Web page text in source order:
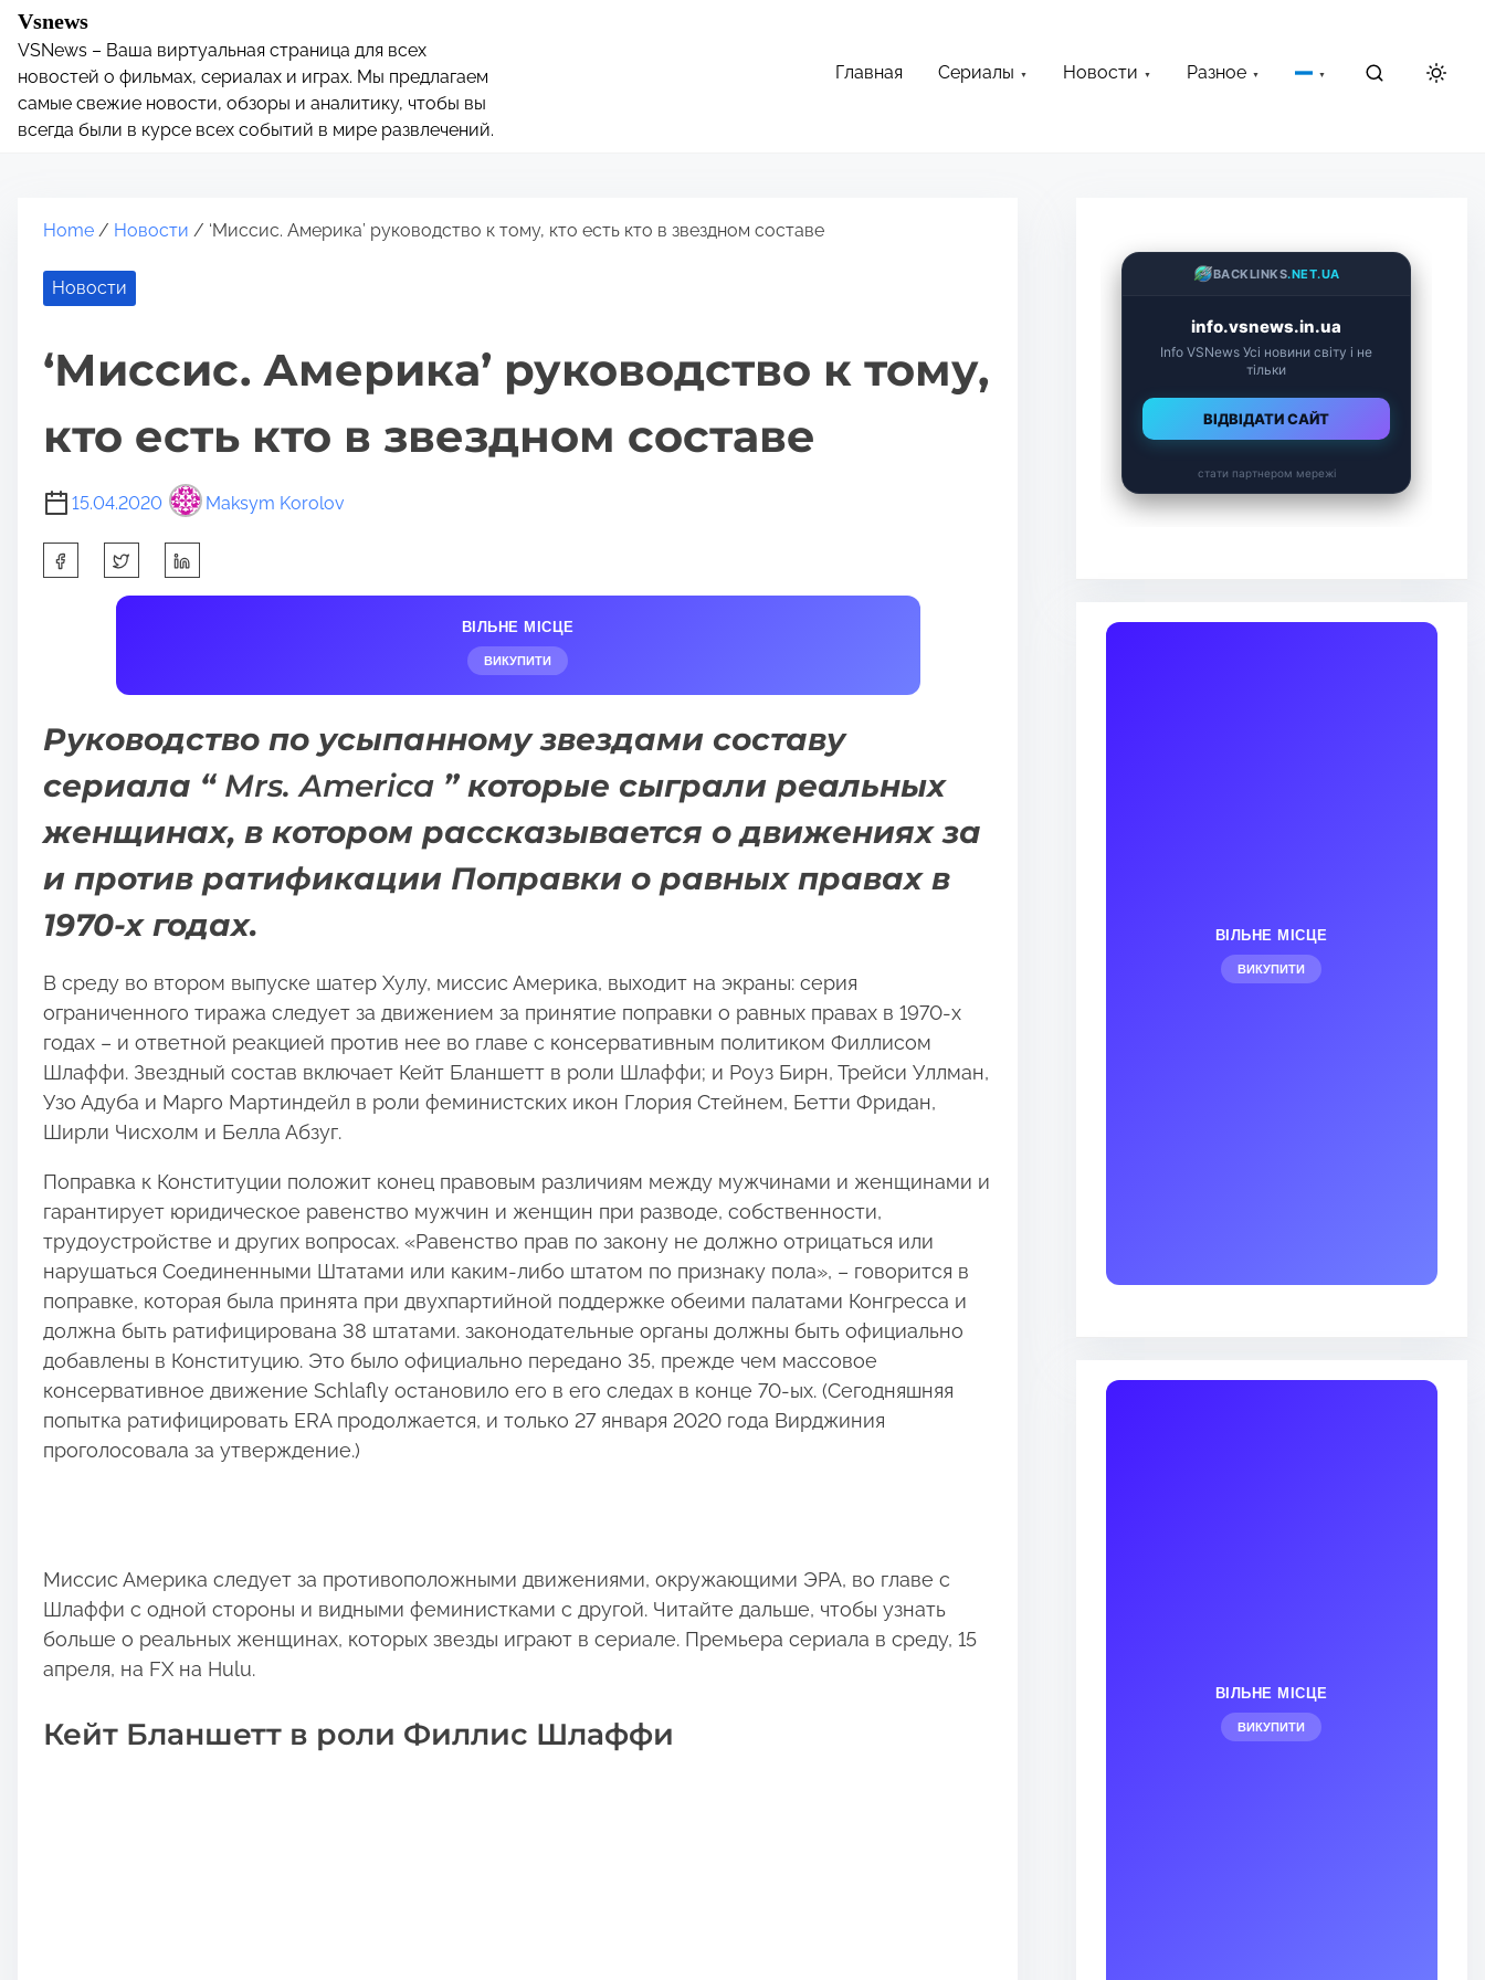
Vsnews
VSNews – Ваша виртуальная страница для всех
новостей о фильмах, сериалах и играх. Мы предлагаем
самые свежие новости, обзоры и аналитику, чтобы вы
всегда были в курсе всех событий в мире развлечений.
Главная Сериалы Новости Разное
Home/ Новости / ‘Миссис. Америка’ руководство к тому, кто есть кто в звездном составе
Новости
‘Миссис. Америка’ руководство к тому,
кто есть кто в звездном составе
15.04.2020 Maksym Korolov
h
s
p
s
t
n
ВІЛЬНЕ МІСЦЕ
ВИКУПИТИ
Руководство по усыпанному звездами составу
сериала “ Mrs. America ” которые сыграли реальных
женщинах, в котором рассказывается о движениях за
и против ратификации Поправки о равных правах в
1970-х годах.
В среду во втором выпуске шатер Хулу, миссис Америка, выходит на экраны: серия
ограниченного тиража следует за движением за принятие поправки о равных правах в 1970-х
годах – и ответной реакцией против нее во главе с консервативным политиком Филлисом
Шлаффи. Звездный состав включает Кейт Бланшетт в роли Шлаффи; и Роуз Бирн, Трейси Уллман,
Узо Адуба и Марго Мартиндейл в роли феминистских икон Глория Стейнем, Бетти Фридан,
Ширли Чисхолм и Белла Абзуг.
Поправка к Конституции положит конец правовым различиям между мужчинами и женщинами и
гарантирует юридическое равенство мужчин и женщин при разводе, собственности,
трудоустройстве и других вопросах. «Равенство прав по закону не должно отрицаться или
нарушаться Соединенными Штатами или каким-либо штатом по признаку пола», – говорится в
поправке, которая была принята при двухпартийной поддержке обеими палатами Конгресса и
должна быть ратифицирована 38 штатами. законодательные органы должны быть официально
добавлены в Конституцию. Это было официально передано 35, прежде чем массовое
консервативное движение Schlafly остановило его в его следах в конце 70-ых. (Сегодняшняя
попытка ратифицировать ERA продолжается, и только 27 января 2020 года Вирджиния
проголосовала за утверждение.)
Миссис Америка следует за противоположными движениями, окружающими ЭРА, во главе с
Шлаффи с одной стороны и видными феминистками с другой. Читайте дальше, чтобы узнать
больше о реальных женщинах, которых звезды играют в сериале. Премьера сериала в среду, 15
апреля, на FX на Hulu.
Кейт Бланшетт в роли Филлис Шлаффи
ВІЛЬНЕ МІСЦЕ
ВИКУПИТИ
ВІЛЬНЕ МІСЦЕ
ВИКУПИТИ